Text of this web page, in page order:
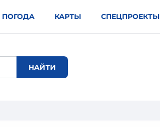
ПОГОДА КАРТЫ СПЕЦПРОЕКТЫ